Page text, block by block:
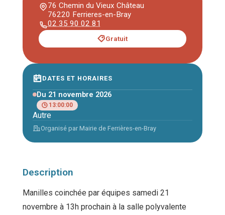
76 Chemin du Vieux Château
76220 Ferrieres-en-Bray
02 35 90 02 81
Gratuit
DATES ET HORAIRES
Du 21 novembre 2026
13:00:00
Autre
Organisé par Mairie de Ferrières-en-Bray
Description
Manilles coinchée par équipes samedi 21
novembre à 13h prochain à la salle polyvalente